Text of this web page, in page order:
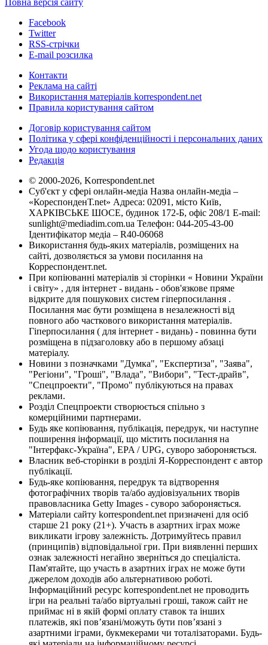
Facebook
Twitter
RSS-стрічки
E-mail розсилка
Контакти
Реклама на сайті
Використання матеріалів korrespondent.net
Правила користування сайтом
Договір користування сайтом
Політика у сфері конфіденційності і персональних даних
Угода щодо користування
Редакція
© 2000-2026, Korrespondent.net
Суб'єкт у сфері онлайн-медіа Назва онлайн-медіа –
«КореспонденТ.net» Адреса: 02091, місто Київ,
ХАРКІВСЬКЕ ШОСЕ, будинок 172-Б, офіс 208/1 E-mail:
sunlight@mediadim.com.ua Телефон: 044-205-43-00
Ідентифікатор медіа – R40-06068
Використання будь-яких матеріалів, розміщених на
сайті, дозволяється за умови посилання на
Корреспондент.net.
При копіюванні матеріалів зі сторінки « Новини України
і світу» , для інтернет - видань - обов'язкове пряме
відкрите для пошукових систем гіперпосилання .
Посилання має бути розміщена в незалежності від
повного або часткового використання матеріалів.
Гіперпосилання ( для інтернет - видань) - повинна бути
розміщена в підзаголовку або в першому абзаці
матеріалу.
Новини з позначками "Думка", "Експертиза", "Заява",
"Регіони", "Гроші", "Влада", "Вибори", "Тест-драйв",
"Спецпроекти", "Промо" публікуються на правах
реклами.
Розділ Спецпроекти створюється спільно з
комерційними партнерами.
Будь яке копіювання, публікація, передрук, чи наступне
поширення інформації, що містить посилання на
"Інтерфакс-Україна", EPA / UPG, суворо забороняється.
Власник веб-сторінки в розділі Я-Корреспондент є автор
публікації.
Будь-яке копіювання, передрук та відтворення
фотографічних творів та/або аудіовізуальних творів
правовласника Getty Images - суворо забороняється.
Матеріали сайту korrespondent.net призначені для осіб
старше 21 року (21+). Участь в азартних іграх може
викликати ігрову залежність. Дотримуйтесь правил
(принципів) відповідальної гри. При виявленні перших
ознак залежності негайно зверніться до спеціаліста.
Пам'ятайте, що участь в азартних іграх не може бути
джерелом доходів або альтернативою роботі.
Інформаційний ресурс korrespondent.net не проводить
ігри на реальні та/або віртуальні гроші, також сайт не
приймає ні в якій формі оплату ставок та інших
платежів, які пов’язані/можуть бути пов’язані з
азартними іграми, букмекерами чи тоталізаторами. Будь-